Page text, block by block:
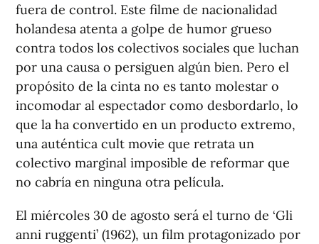
fuera de control. Este filme de nacionalidad
holandesa atenta a golpe de humor grueso
contra todos los colectivos sociales que luchan
por una causa o persiguen algún bien. Pero el
propósito de la cinta no es tanto molestar o
incomodar al espectador como desbordarlo, lo
que la ha convertido en un producto extremo,
una auténtica cult movie que retrata un
colectivo marginal imposible de reformar que
no cabría en ninguna otra película.
El miércoles 30 de agosto será el turno de ‘Gli
anni ruggenti’ (1962), un film protagonizado por